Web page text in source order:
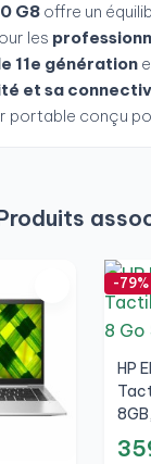
G8offre un
les
11e génération
et sa
portable conçu
-79%
HP
A